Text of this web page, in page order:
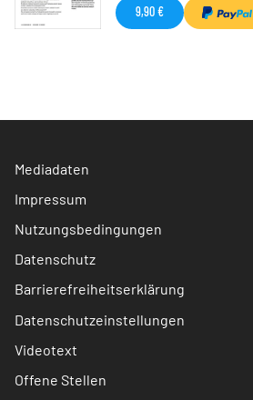
9,90 €
Mediadaten
Impressum
Nutzungsbedingungen
Datenschutz
Barrierefreiheitserklärung
Datenschutzeinstellungen
Videotext
Offene Stellen